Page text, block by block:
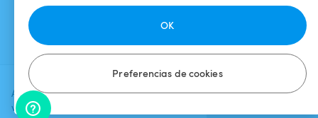
Preferencias de cookies
OK
Agrega una fecha y un horario para
ver el precio
Verificar